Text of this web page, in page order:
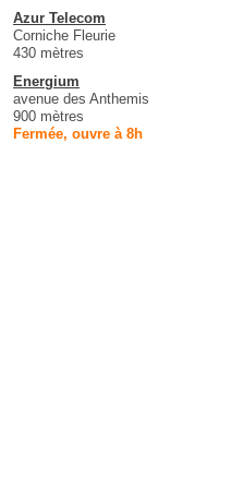
Azur Telecom
Corniche Fleurie
430 mètres
Energium
avenue des Anthemis
900 mètres
Fermée, ouvre à 8h